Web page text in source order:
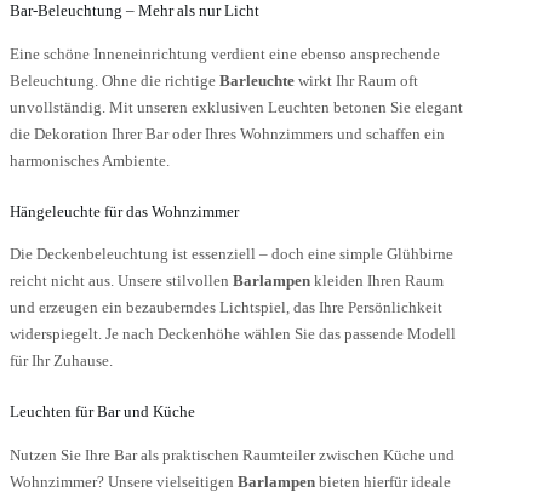
Bar-Beleuchtung – Mehr als nur Licht
Eine schöne Inneneinrichtung verdient eine ebenso ansprechende
Beleuchtung. Ohne die richtige Barleuchte wirkt Ihr Raum oft
unvollständig. Mit unseren exklusiven Leuchten betonen Sie elegant
die Dekoration Ihrer Bar oder Ihres Wohnzimmers und schaffen ein
harmonisches Ambiente.
Hängeleuchte für das Wohnzimmer
Die Deckenbeleuchtung ist essenziell – doch eine simple Glühbirne
reicht nicht aus. Unsere stilvollen Barlampen kleiden Ihren Raum
und erzeugen ein bezauberndes Lichtspiel, das Ihre Persönlichkeit
widerspiegelt. Je nach Deckenhöhe wählen Sie das passende Modell
für Ihr Zuhause.
Leuchten für Bar und Küche
Nutzen Sie Ihre Bar als praktischen Raumteiler zwischen Küche und
Wohnzimmer? Unsere vielseitigen Barlampen bieten hierfür ideale